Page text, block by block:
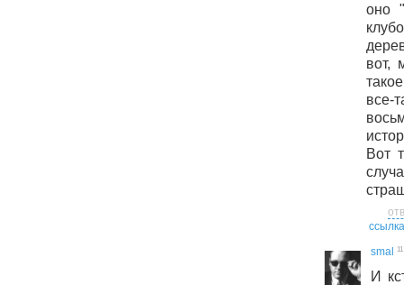
оно
вот,
Вот
ссылка
smal 11
И